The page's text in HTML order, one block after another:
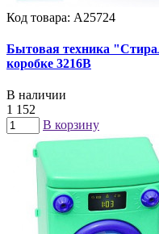
Код товара: А25724
Бытовая техника
коробке 3216B
В наличии
1 152
В корзину